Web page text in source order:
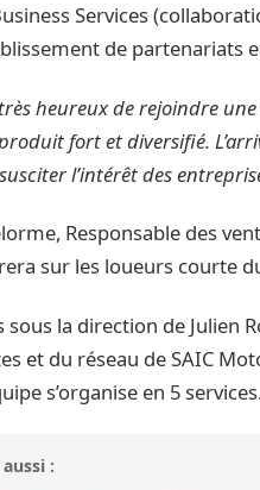
Services
de partenariats
très heureux de rejoindre
fort et diversifié.
l’intérêt des
Responsable des
sur les loueurs courte
sous la direction de Julien
et du réseau de SAIC
s’organise en 5
: